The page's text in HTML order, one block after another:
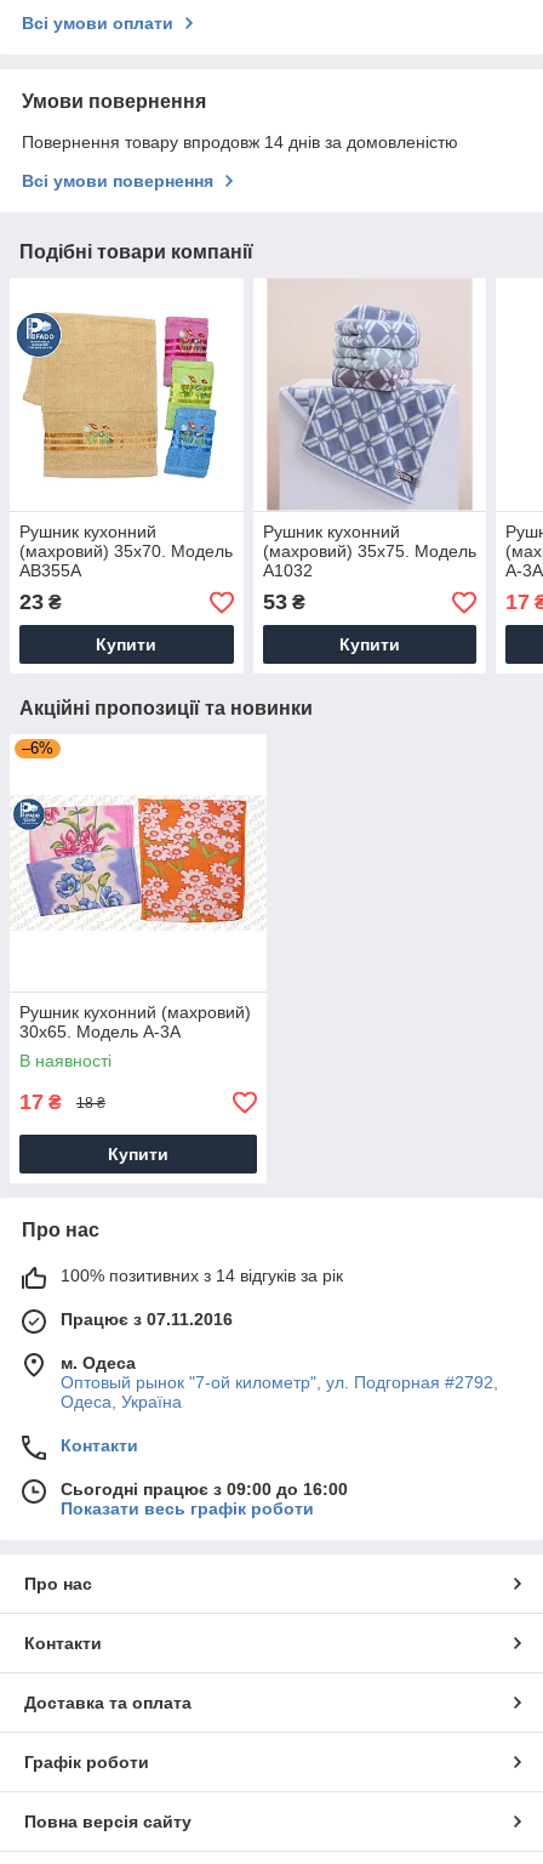
Всі умови оплати
Умови повернення
Повернення товару впродовж 14 днів за домовленістю
Всі умови повернення
Подібні товари компанії
Рушник кухонний
(махровий) 35х70. Модель
AB355A
23 ₴
Купити
Рушник кухонний
(махровий) 35х75. Модель
A1032
53₴
Купити
A-3A
17
Акційні пропозиції та новинки
–6%
Рушник кухонний (махровий)
30х65. Модель A-3A
В наявності
17 ₴ 18 ₴
Купити
Про нас
100% позитивних з 14 відгуків за рік
Працює з 07.11.2016
м. Одеса
Оптовый рынок "7-ой километр", ул. Подгорная #2792,
Одеса, Україна
Контакти
Сьогодні працює з 09:00 до 16:00
Показати весь графік роботи
Про нас
Контакти
Доставка та оплата
Графік роботи
Повна версія сайту